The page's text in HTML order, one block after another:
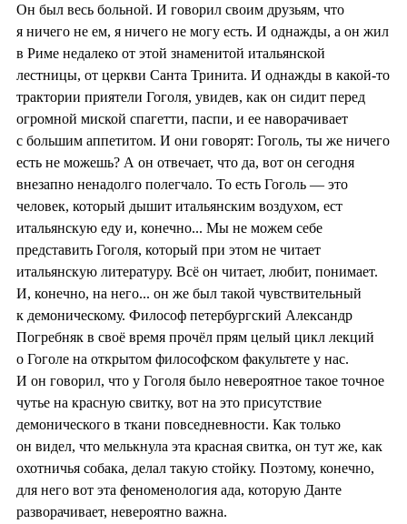
Он был весь больной. И говорил своим друзьям, что
я ничего не ем, я ничего не могу есть. И однажды, а он жил
в Риме недалеко от этой знаменитой итальянской
лестницы, от церкви Санта Тринита. И однажды в какой-то
трактории приятели Гоголя, увидев, как он сидит перед
огромной миской спагетти, паспи, и ее наворачивает
с большим аппетитом. И они говорят: Гоголь, ты же ничего
есть не можешь? А он отвечает, что да, вот он сегодня
внезапно ненадолго полегчало. То есть Гоголь — это
человек, который дышит итальянским воздухом, ест
итальянскую еду и, конечно... Мы не можем себе
представить Гоголя, который при этом не читает
итальянскую литературу. Всё он читает, любит, понимает.
И, конечно, на него... он же был такой чувствительный
к демоническому. Философ петербургский Александр
Погребняк в своё время прочёл прям целый цикл лекций
о Гоголе на открытом философском факультете у нас.
И он говорил, что у Гоголя было невероятное такое точное
чутье на красную свитку, вот на это присутствие
демонического в ткани повседневности. Как только
он видел, что мелькнула эта красная свитка, он тут же, как
охотничья собака, делал такую стойку. Поэтому, конечно,
для него вот эта феноменология ада, которую Данте
разворачивает, невероятно важна.